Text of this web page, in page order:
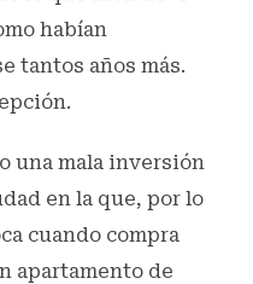
habían
tantos años más.
una mala inversión
en la que, por lo
cuando compra
apartamento de